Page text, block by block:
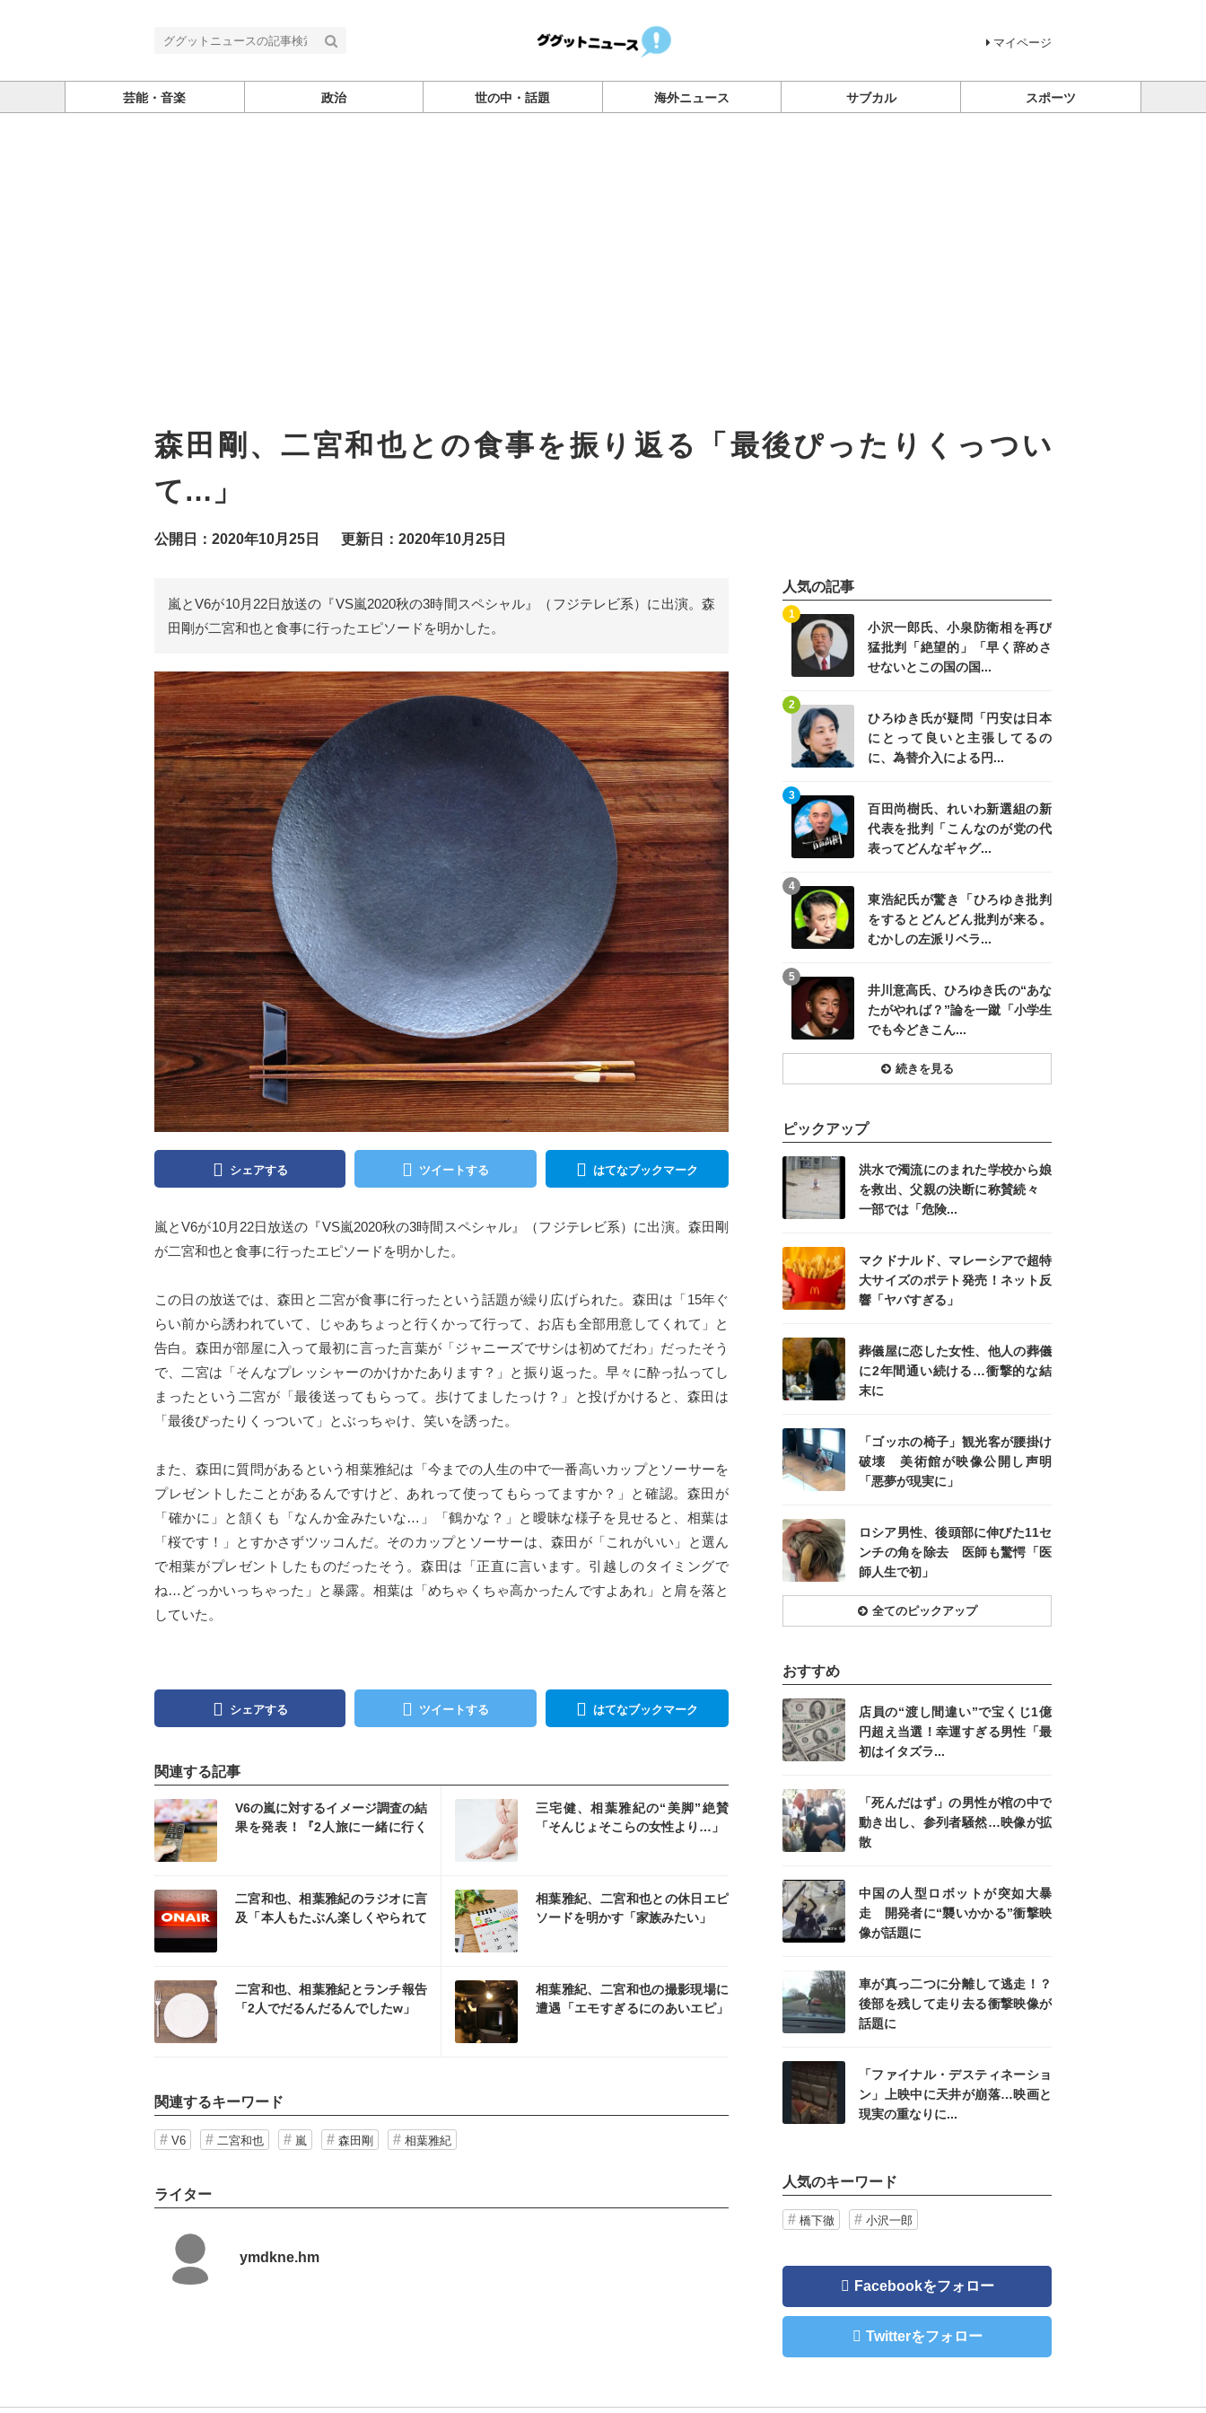
マイページ
芸能・音楽 政治 世の中・話題 海外ニュース サブカル スポーツ
森田剛、二宮和也との食事を振り返る「最後ぴったりくっつい
て…」
公開日：2020年10月25日 更新日：2020年10月25日
嵐とV6が10月22日放送の『VS嵐2020秋の3時間スペシャル』（フジテレビ系）に出演。森
田剛が二宮和也と食事に行ったエピソードを明かした。
シェアする ツイートする はてなブックマーク
嵐とV6が10月22日放送の『VS嵐2020秋の3時間スペシャル』（フジテレビ系）に出演。森田剛
が二宮和也と食事に行ったエピソードを明かした。
この日の放送では、森田と二宮が食事に行ったという話題が繰り広げられた。森田は「15年ぐ
らい前から誘われていて、じゃあちょっと行くかって行って、お店も全部用意してくれて」と
告白。森田が部屋に入って最初に言った言葉が「ジャニーズでサシは初めてだわ」だったそう
で、二宮は「そんなプレッシャーのかけかたあります？」と振り返った。早々に酔っ払ってし
まったという二宮が「最後送ってもらって。歩けてましたっけ？」と投げかけると、森田は
「最後ぴったりくっついて」とぶっちゃけ、笑いを誘った。
また、森田に質問があるという相葉雅紀は「今までの人生の中で一番高いカップとソーサーを
プレゼントしたことがあるんですけど、あれって使ってもらってますか？」と確認。森田が
「確かに」と頷くも「なんか金みたいな…」「鶴かな？」と曖昧な様子を見せると、相葉は
「桜です！」とすかさずツッコんだ。そのカップとソーサーは、森田が「これがいい」と選ん
で相葉がプレゼントしたものだったそう。森田は「正直に言います。引越しのタイミングで
ね…どっかいっちゃった」と暴露。相葉は「めちゃくちゃ高かったんですよあれ」と肩を落と
していた。
シェアする ツイートする はてなブックマーク
関連する記事
V6の嵐に対するイメージ調査の結
果を発表！『2人旅に一緒に行く
三宅健、相葉雅紀の“美脚”絶賛
「そんじょそこらの女性より…」
記事を読む
二宮和也、相葉雅紀のラジオに言
及「本人もたぶん楽しくやられて
相葉雅紀、二宮和也との休日エピ
ソードを明かす「家族みたい」
記事を読む
二宮和也、相葉雅紀とランチ報告
「2人でだるんだるんでしたw」
相葉雅紀、二宮和也の撮影現場に
遭遇「エモすぎるにのあいエピ」
記事を読む
関連するキーワード
V6 二宮和也 嵐 森田剛 相葉雅紀
ライター
ymdkne.hm
人気の記事
小沢一郎氏、小泉防衛相を再び
猛批判「絶望的」「早く辞めさ
せないとこの国の国...
1
ひろゆき氏が疑問「円安は日本
にとって良いと主張してるの
に、為替介入による円...
2
記事を読む
百田尚樹氏、れいわ新選組の新
代表を批判「こんなのが党の代
表ってどんなギャグ...
3
記事を読む
東浩紀氏が驚き「ひろゆき批判
をするとどんどん批判が来る。
むかしの左派リベラ...
4
記事を読む
井川意高氏、ひろゆき氏の“あな
たがやれば？”論を一蹴「小学生
でも今どきこん...
5
記事を読む
続きを見る
ピックアップ
洪水で濁流にのまれた学校から娘
を救出、父親の決断に称賛続々
一部では「危険...
記事を読む
マクドナルド、マレーシアで超特
大サイズのポテト発売！ネット反
響「ヤバすぎる」
葬儀屋に恋した女性、他人の葬儀
に2年間通い続ける…衝撃的な結
末に
「ゴッホの椅子」観光客が腰掛け
破壊 美術館が映像公開し声明
「悪夢が現実に」
ロシア男性、後頭部に伸びた11セ
ンチの角を除去 医師も驚愕「医
師人生で初」
記事を読む
全てのピックアップ
おすすめ
店員の“渡し間違い”で宝くじ1億
円超え当選！幸運すぎる男性「最
初はイタズラ...
記事を読む
「死んだはず」の男性が棺の中で
動き出し、参列者騒然…映像が拡
散
記事を読む
中国の人型ロボットが突如大暴
走 開発者に“襲いかかる”衝撃映
像が話題に
車が真っ二つに分離して逃走！？
後部を残して走り去る衝撃映像が
話題に
「ファイナル・デスティネーショ
ン」上映中に天井が崩落…映画と
現実の重なりに...
人気のキーワード
橋下徹 小沢一郎
Facebookをフォロー
Twitterをフォロー